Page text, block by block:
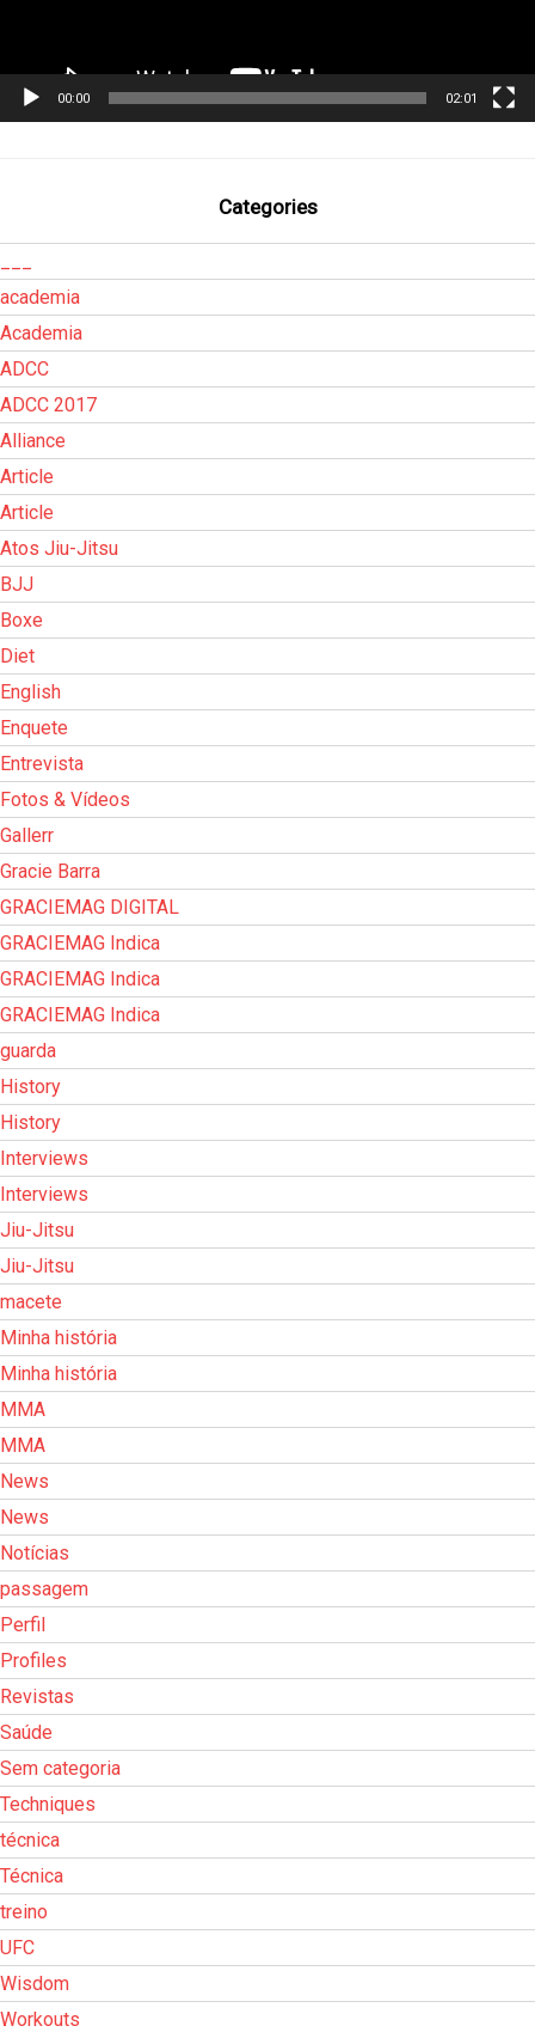
00:00 02:01
Categories
academia
Academia
ADCC
ADCC 2017
Alliance
Article
Article
Atos Jiu-Jitsu
BJJ
Boxe
Diet
English
Enquete
Entrevista
Fotos & Vídeos
Gallerr
Gracie Barra
GRACIEMAG DIGITAL
GRACIEMAG Indica
GRACIEMAG Indica
GRACIEMAG Indica
guarda
History
History
Interviews
Interviews
Jiu-Jitsu
Jiu-Jitsu
macete
Minha história
Minha história
MMA
MMA
News
News
Notícias
passagem
Perfil
Profiles
Revistas
Saúde
Sem categoria
Techniques
técnica
Técnica
treino
UFC
Wisdom
Workouts